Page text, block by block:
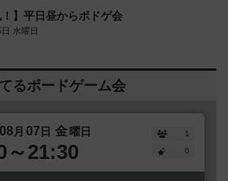
！】平日昼からボドゲ会
水曜日
るボードゲーム会
08 月 07日 金曜日
～21:30
1
0